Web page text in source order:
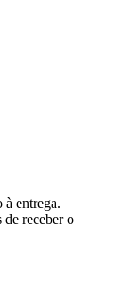
à entrega.
de receber o